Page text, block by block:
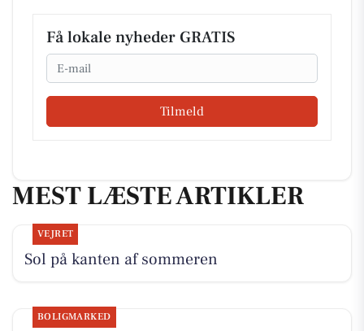
Få lokale nyheder GRATIS
Email
Tilmeld
MEST LÆSTE ARTIKLER
VEJRET
Sol på kanten af sommeren
BOLIGMARKED